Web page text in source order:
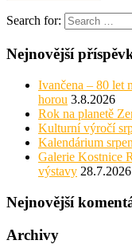
Search for:
Nejnovější
Ivančena – 80 let
horou 3.8.2026
Rok na planetě
Kulturní výročí
Kalendárium
Galerie Kostnice
výstavy 28.7.2026
Nejnovější
Archivy